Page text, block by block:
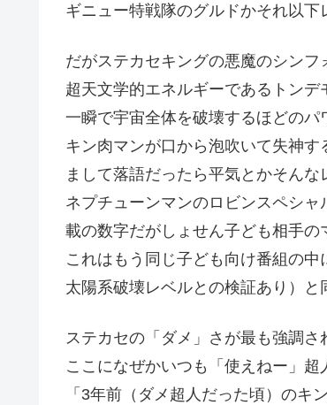
ギニュー特戦隊のグルドかそれ以下
だがステカセキングの悪魔のシン
超天文学的エネルギーであるトンデ
一瞬で宇宙全体を破壊するほどのパ
キン肉マンが口から泡吹いて失神す
まして落語だったら平気とかそんな
ネプチューンマンのロビンスペシ
載の数字だがしょせん子ども相手
これはもう同じ子ども向け番組の
太陽系破壊レベルとの検証あり）
ステカセの「ダメ」さが最も強調さ
ここになぜかいつも「使えねー」
「3年前（ダメ超人だった頃）のキ